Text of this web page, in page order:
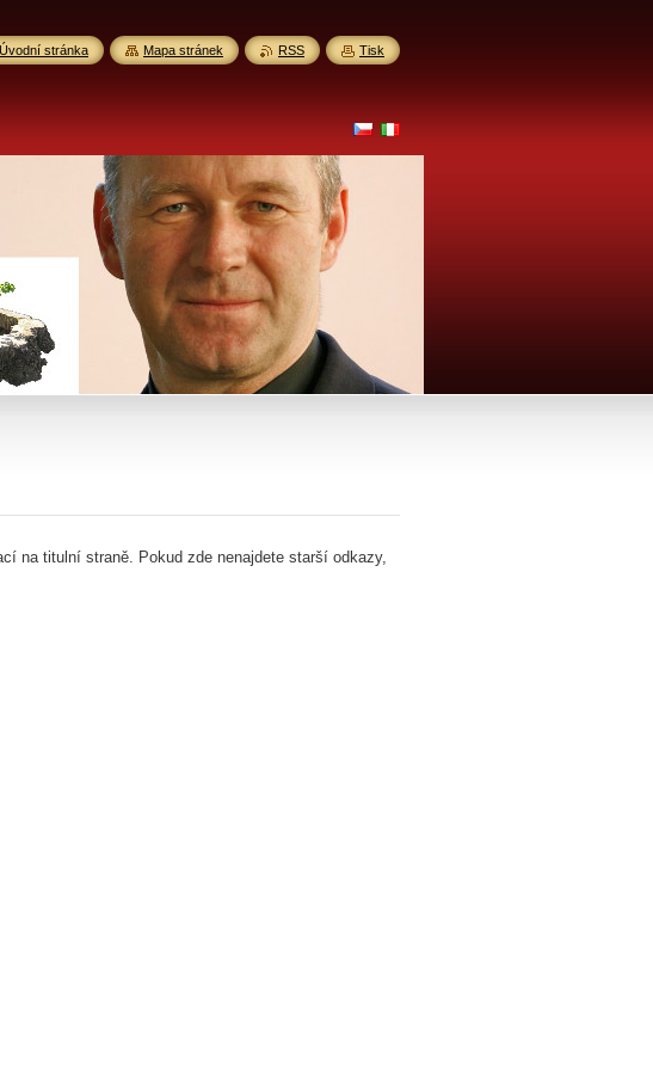
na titulní straně. Pokud zde nenajdete starší odkazy,
Úvodní stránka Mapa stránek RSS Tisk